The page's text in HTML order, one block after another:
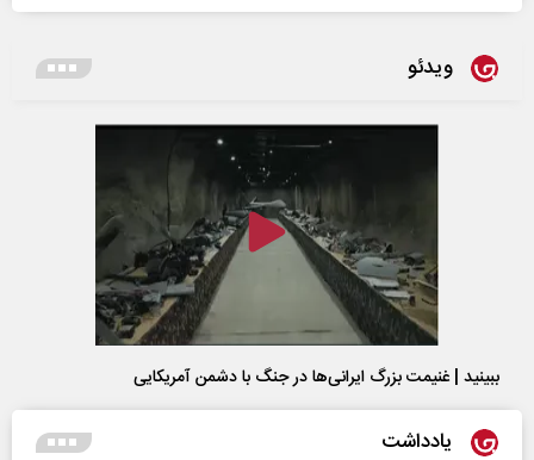
ویدئو
ببینید | غنیمت بزرگ ایرانی‌ها در جنگ با دشمن آمریکایی
یادداشت